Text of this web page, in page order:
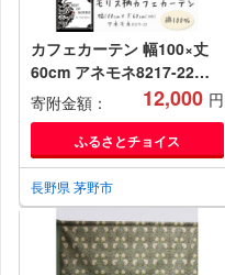
カフェカーテン 幅100×丈
60cm アネモネ8217-22
Fabric by ベストオブモリ
ス【1640719】
寄附金額： 12,000 円
ふるさとチョイス
長野県 茅野市